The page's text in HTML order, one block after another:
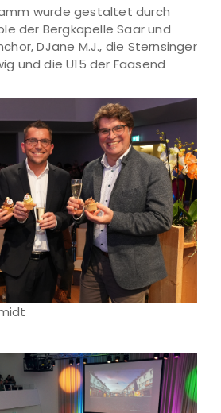
wurde gestaltet durch
der Bergkapelle Saar und
DJane M.J., die Sternsinger
und die U15 der Faasend